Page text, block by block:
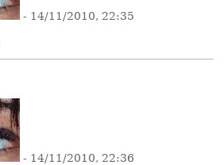
- 14/11/2010, 22:35
- 14/11/2010, 22:36